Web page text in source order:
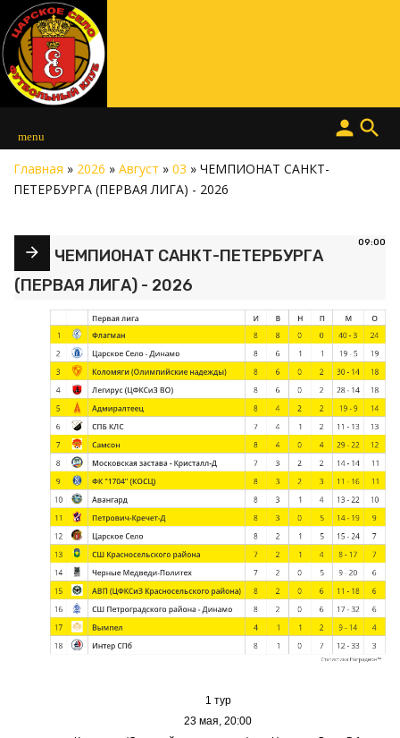
menu search
person
Главная » 2026 » Август » 03 » ЧЕМПИОНАТ САНКТ-
ПЕТЕРБУРГА (ПЕРВАЯ ЛИГА) - 2026
09:00
ЧЕМПИОНАТ САНКТ-ПЕТЕРБУРГА
(ПЕРВАЯ ЛИГА) - 2026
1 тур
23 мая, 20:00